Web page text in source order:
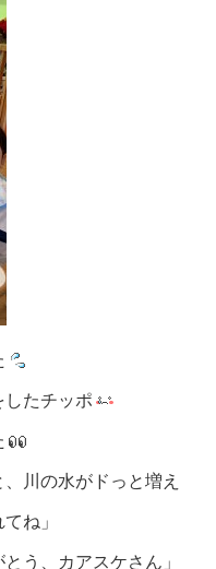
したチッポ
川の水がドっと増え
ね」
う、カアスケさん」